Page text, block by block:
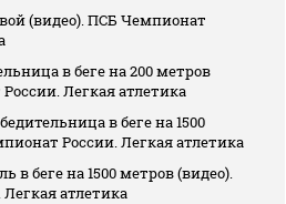
(видео). ПСБ Чемпионат
в беге на 200 метров
Легкая атлетика
в беге на 1500
России. Легкая атлетика
в беге на 1500 метров (видео).
атлетика